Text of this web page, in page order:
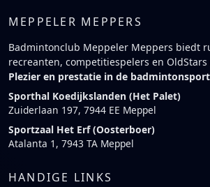
MEPPELER MEPPERS
Badmintonclub Meppeler Meppers biedt
recreanten, competitiespelers en
Plezier en prestatie in de badmintonsport
Sporthal Koedijkslanden (Het Palet)
Zuiderlaan 197, 7944 EE Meppel
Sportzaal Het Erf (Oosterboer)
Atalanta 1, 7943 TA Meppel
HANDIGE LINKS